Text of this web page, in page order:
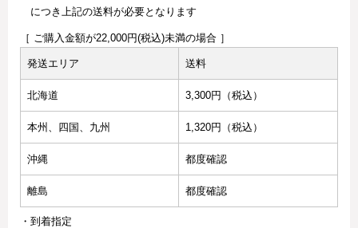
につき上記の送料が必要となります
［ ご購入金額が22,000円(税込)未満の場合 ］
発送エリア 送料
北海道 3,300円（税込）
本州、四国、九州 1,320円（税込）
沖縄 都度確認
離島 都度確認
・到着指定